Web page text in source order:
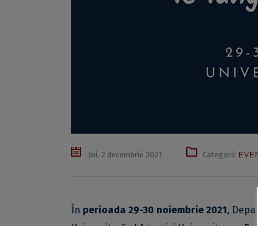
Joi, 2 decembrie 2021 Categorii:
În perioada 29-30 noiembrie 2021,